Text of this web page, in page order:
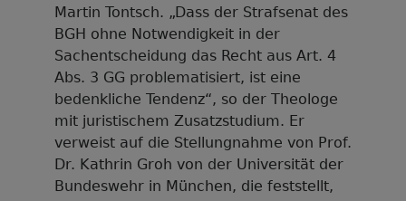
Martin Tontsch. „Dass der Strafsenat des
BGH ohne Notwendigkeit in der
Sachentscheidung das Recht aus Art. 4
Abs. 3 GG problematisiert, ist eine
bedenkliche Tendenz“, so der Theologe
mit juristischem Zusatzstudium. Er
verweist auf die Stellungnahme von Prof.
Dr. Kathrin Groh von der Universität der
Bundeswehr in München, die feststellt,